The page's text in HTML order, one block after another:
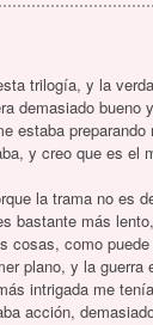
trilogía, y la
demasiado bueno
estaba
y creo que es el
la trama no es
bastante más
como
plano, y la
intrigada me
acción,